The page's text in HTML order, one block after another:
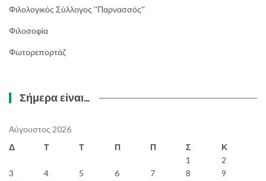
Φιλολογικός Σύλλογος ''Παρνασσός''
Φιλοσοφία
Φωτορεπορτάζ
Σήμερα είναι…
Αύγουστος 2026
Δ
Τ Τ Π Π Σ
Κ
1
2
3
4 5 6 7 8
9